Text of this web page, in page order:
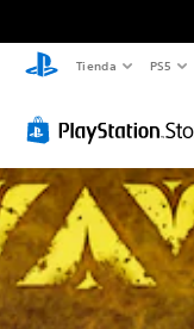
Tienda PS5